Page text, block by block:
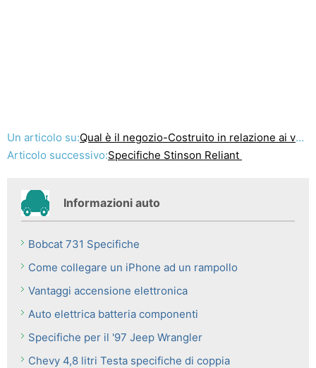
Un articolo su:Qual è il negozio-Costruito in relazione ai veicoli e rimorchi in Louisiana?
Articolo successivo:Specifiche Stinson Reliant
Informazioni auto
Bobcat 731 Specifiche
Come collegare un iPhone ad un rampollo
Vantaggi accensione elettronica
Auto elettrica batteria componenti
Specifiche per il '97 Jeep Wrangler
Chevy 4,8 litri Testa specifiche di coppia